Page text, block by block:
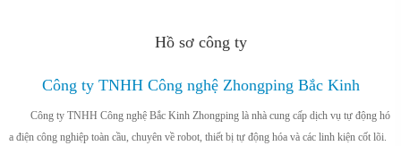
Hồ sơ công ty
Công ty TNHH Công nghệ Zhongping Bắc Kinh
Công ty TNHH Công nghệ Bắc Kinh Zhongping là nhà cung cấp dịch vụ tự động hó
a điện công nghiệp toàn cầu, chuyên về robot, thiết bị tự động hóa và các linh kiện cốt lõi.